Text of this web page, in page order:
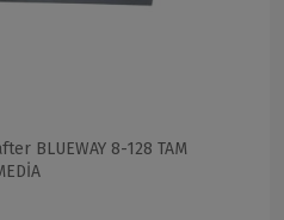
BLUEWAY 8-128 TAM